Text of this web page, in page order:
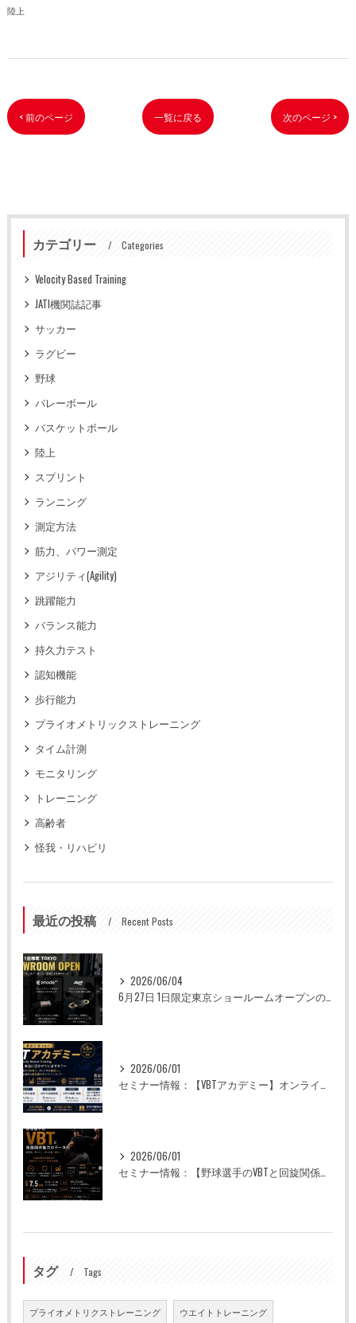
陸上
< 前のページ 一覧に戻る 次のページ >
カテゴリー Categories
Velocity Based Training
JATI機関誌記事
サッカー
ラグビー
野球
バレーボール
バスケットボール
陸上
スプリント
ランニング
測定方法
筋力、パワー測定
アジリティ(Agility)
跳躍能力
バランス能力
持久力テスト
認知機能
歩行能力
プライオメトリックストレーニング
タイム計測
モニタリング
トレーニング
高齢者
怪我・リハビリ
最近の投稿 Recent Posts
2026/06/04
6月27日 1日限定東京ショールームオープンのお知らせ
2026/06/01
セミナー情報：【VBTアカデミー】オンライン全5回
2026/06/01
セミナー情報：【野球選手のVBTと回旋関係能力のデータ化】
タグ Tags
プライオメトリクストレーニング ウエイトトレーニング